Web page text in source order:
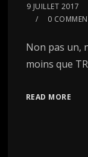
9 JUILLET 2017
0
Non pas un,
moins que
READ MORE